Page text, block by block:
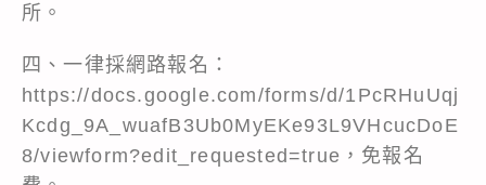
所。
四、一律採網路報名：
https://docs.google.com/forms/d/1PcRHuUqj
Kcdg_9A_wuafB3Ub0MyEKe93L9VHcucDoE
8/viewform?edit_requested=true，免報名